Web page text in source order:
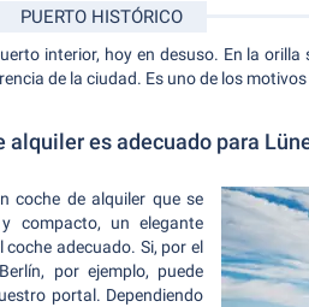
PUERTO HISTÓRICO
interior, hoy en desuso. En la
de la ciudad. Es uno de los
alquiler es adecuado para
coche de alquiler que se
compacto, un elegante
adecuado. Si, por el
por ejemplo, puede
portal. Dependiendo